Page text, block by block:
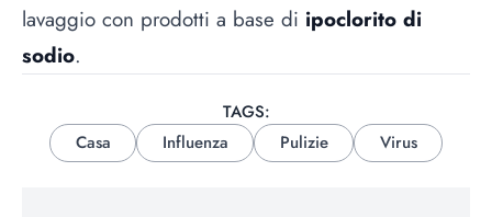
lavaggio con prodotti a base di ipoclorito di
sodio.
TAGS:
Casa
Influenza Pulizie Virus